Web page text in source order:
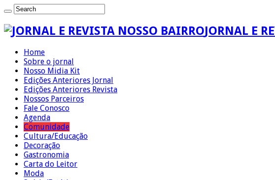
JORNAL E
Home
Sobre o jornal
Nosso Midia Kit
Edições Anteriores Jornal
Edições Anteriores Revista
Nossos Parceiros
Fale Conosco
Agenda
Comunidade
Cultura/Educação
Decoração
Gastronomia
Carta do Leitor
Moda